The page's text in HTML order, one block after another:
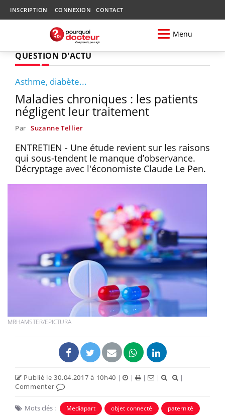
INSCRIPTION CONNEXION CONTACT
Menu
QUESTION D'ACTU
Asthme, diabète...
Maladies chroniques : les patients
négligent leur traitement
Par Suzanne Tellier
ENTRETIEN - Une étude revient sur les raisons
qui sous-tendent le manque d’observance.
Décryptage avec l'économiste Claude Le Pen.
MRHAMSTER/EPICTURA
Publié le 30.04.2017 à 10h40 | | | |
|
Commenter
Mots clés : Mediapart objet connecté paternité